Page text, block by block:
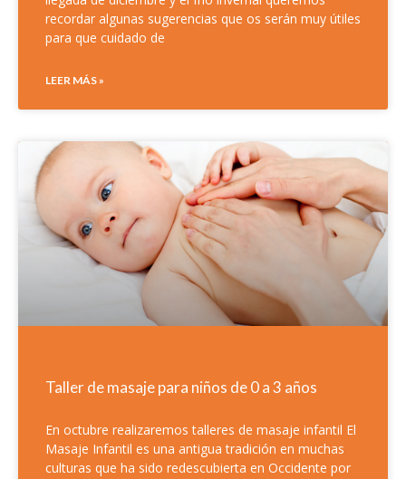
recordar algunas sugerencias que os serán muy útiles
para que cuidado de
LEER MÁS »
Taller de masaje para niños de 0 a 3 años
En octubre realizaremos talleres de masaje infantil El
Masaje Infantil es una antigua tradición en muchas
culturas que ha sido redescubierta en Occidente por